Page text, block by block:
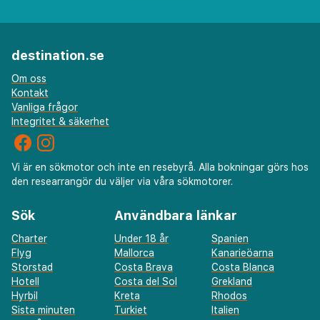
destination.se
Om oss
Kontakt
Vanliga frågor
Integritet & säkerhet
Vi är en sökmotor och inte en resebyrå. Alla bokningar görs hos
den researrangör du väljer via våra sökmotorer.
Sök
Charter
Flyg
Storstad
Hotell
Hyrbil
Sista minuten
Användbara länkar
Under 18 år
Spanien
Mallorca
Kanarieöarna
Costa Brava
Costa Blanca
Costa del Sol
Grekland
Kreta
Rhodos
Turkiet
Italien